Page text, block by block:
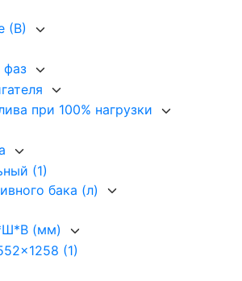
(В)
фаз
при 100% нагрузки
(1)
бака (л)
(мм)
(1)